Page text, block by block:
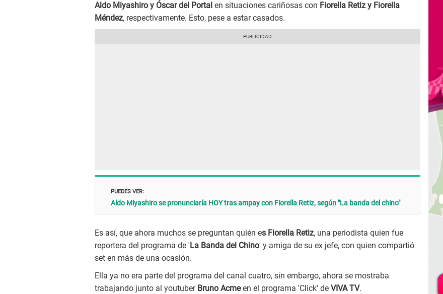
Aldo Miyashiro y Óscar del Portal en situaciones cariñosas con Fiorella Retiz y Fiorella
Méndez, respectivamente. Esto, pese a estar casados.
PUEDES VER:
Aldo Miyashiro se pronunciaría HOY tras ampay con Fiorella Retiz, según "La banda del chino"
Es así, que ahora muchos se preguntan quién es Fiorella Retiz, una periodista quien fue
reportera del programa de ' La Banda del Chino' y amiga de su ex jefe, con quien compartió
set en más de una ocasión.
Ella ya no era parte del programa del canal cuatro, sin embargo, ahora se mostraba
trabajando junto al youtuber Bruno Acmeen el programa 'Click' de VIVA TV.